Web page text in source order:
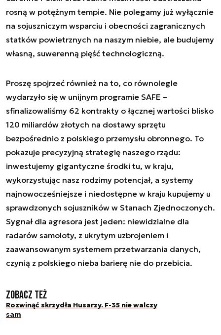
rosną w potężnym tempie. Nie polegamy już wyłącznie
na sojuszniczym wsparciu i obecności zagranicznych
statków powietrznych na naszym niebie, ale budujemy
własną, suwerenną pięść technologiczną.
Proszę spojrzeć również na to, co równolegle
wydarzyło się w unijnym programie SAFE –
sfinalizowaliśmy 62 kontrakty o łącznej wartości blisko
120 miliardów złotych na dostawy sprzętu
bezpośrednio z polskiego przemysłu obronnego. To
pokazuje precyzyjną strategię naszego rządu:
inwestujemy gigantyczne środki tu, w kraju,
wykorzystując nasz rodzimy potencjał, a systemy
najnowocześniejsze i niedostępne w kraju kupujemy u
sprawdzonych sojuszników w Stanach Zjednoczonych.
Sygnał dla agresora jest jeden: niewidzialne dla
radarów samoloty, z ukrytym uzbrojeniem i
zaawansowanym systemem przetwarzania danych,
czynią z polskiego nieba barierę nie do przebicia.
Zobacz też
Rozwinąć skrzydła Husarzy. F-35 nie walczy
sam